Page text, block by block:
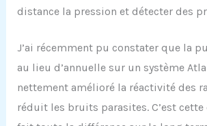
distance la pression et détecter des
J’ai récemment pu constater que la
au lieu d’annuelle sur un système
nettement amélioré la réactivité des
réduit les bruits parasites. C’est